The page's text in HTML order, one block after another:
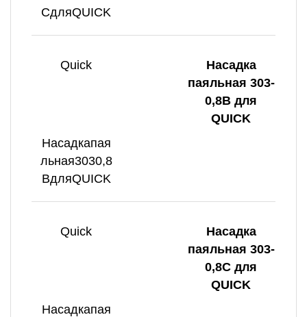
CдляQUICK
Quick
Насадка
паяльная 303-
0,8B для
QUICK
Насадкапая
льная3030,8
BдляQUICK
Quick
Насадка
паяльная 303-
0,8C для
QUICK
Насадкапая